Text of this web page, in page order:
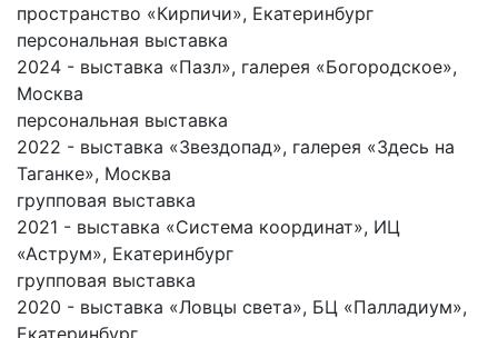
пространство «Кирпичи», Екатеринбург
персональная выставка
2024 - выставка «Пазл», галерея «Богородское»,
Москва
персональная выставка
2022 - выставка «Звездопад», галерея «Здесь на
Таганке», Москва
групповая выставка
2021 - выставка «Система координат», ИЦ
«Аструм», Екатеринбург
групповая выставка
2020 - выставка «Ловцы света», БЦ «Палладиум»,
Екатеринбург